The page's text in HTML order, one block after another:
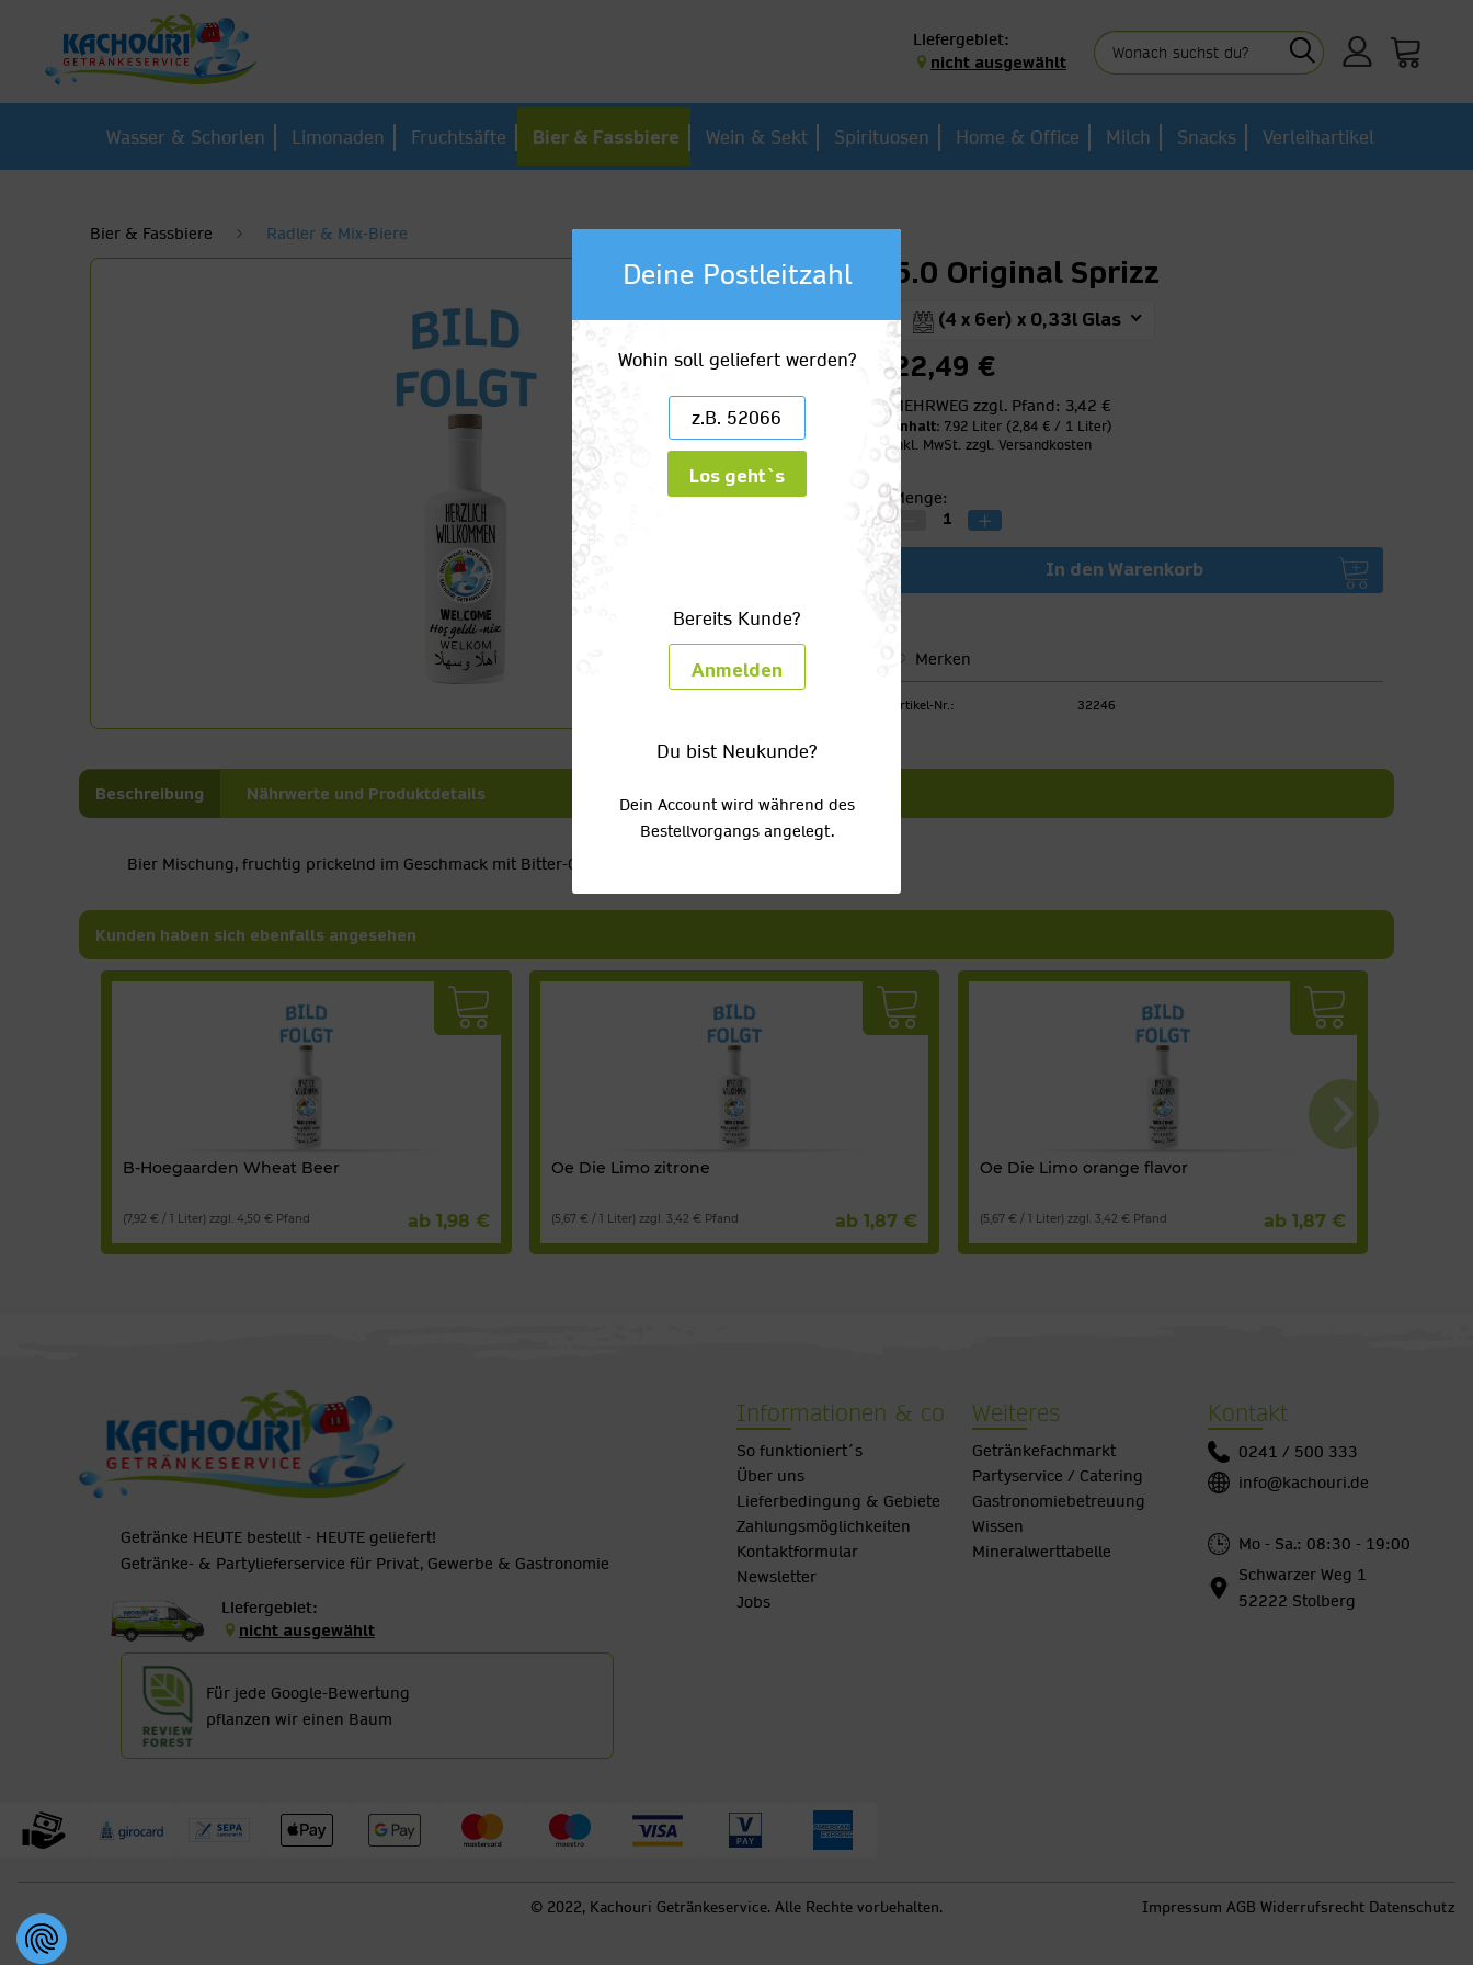
Liefergebiet:
nicht ausgewählt
Wasser & Schorlen Limonaden Fruchtsäfte Bier & Fassbiere Wein & Sekt Spirituosen Home & Office Milch Snacks Verleihartikel
Bier & Fassbiere Radler & Mix-Biere
5.0 Original Sprizz
(4 x 6er) x 0,33l Glas
22,49 €
MEHRWEG zzgl. Pfand: 3,42 €
Inhalt: 7.92 Liter (2,84 € / 1 Liter)
inkl. MwSt. zzgl. Versandkosten
Menge:
In den Warenkorb
Merken
Artikel-Nr.: 32246
Beschreibung Nährwerte und Produktdetails
Bier Mischung, fruchtig prickelnd im Geschmack mit Bitter-Orangen Geschmack.
Kunden haben sich ebenfalls angesehen
B-Hoegaarden Wheat Beer
(7,92 € / 1 Liter) zzgl. 4,50 € Pfand ab 1,98 €
Oe Die Limo zitrone
(5,67 € / 1 Liter) zzgl. 3,42 € Pfand ab 1,87 €
Oe Die Limo orange flavor
(5,67 € / 1 Liter) zzgl. 3,42 € Pfand ab 1,87 €
Getränke HEUTE bestellt - HEUTE geliefert!
Getränke- & Partylieferservice für Privat, Gewerbe & Gastronomie
Liefergebiet:
nicht ausgewählt
Für jede Google-Bewertung
pflanzen wir einen Baum
Informationen & co
So funktioniert´s
Über uns
Lieferbedingung & Gebiete
Zahlungsmöglichkeiten
Kontaktformular
Newsletter
Jobs
Weiteres
Getränkefachmarkt
Partyservice / Catering
Gastronomiebetreuung
Wissen
Mineralwerttabelle
Kontakt
0241 / 500 333
info@kachouri.de
Mo - Sa.: 08:30 - 19:00
Schwarzer Weg 1
52222 Stolberg
© 2022, Kachouri Getränkeservice. Alle Rechte vorbehalten. Impressum AGB Widerrufsrecht Datenschutz
Deine Postleitzahl
Wohin soll geliefert werden?
Los geht`s
Bereits Kunde?
Anmelden
Du bist Neukunde?
Dein Account wird während des
Bestellvorgangs angelegt.